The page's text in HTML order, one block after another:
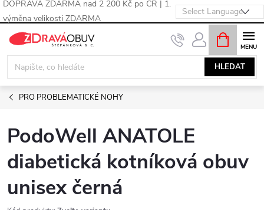
DOPRAVA ZDARMA nad 2 200 Kč po ČR | 1.
výměna velikosti ZDARMA
Přejít
obsah
HLEDAT
NÁKUPNÍ
KOŠÍK
PRO PROBLEMATICKÉ NOHY
PodoWell ANATOLE
diabetická kotníková obuv
unisex černá